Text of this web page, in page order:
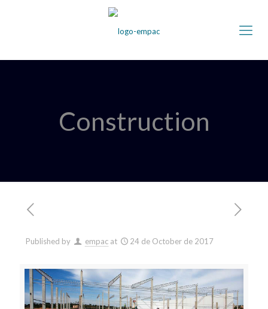
Construction
Published by empac at 24 de October de 2017